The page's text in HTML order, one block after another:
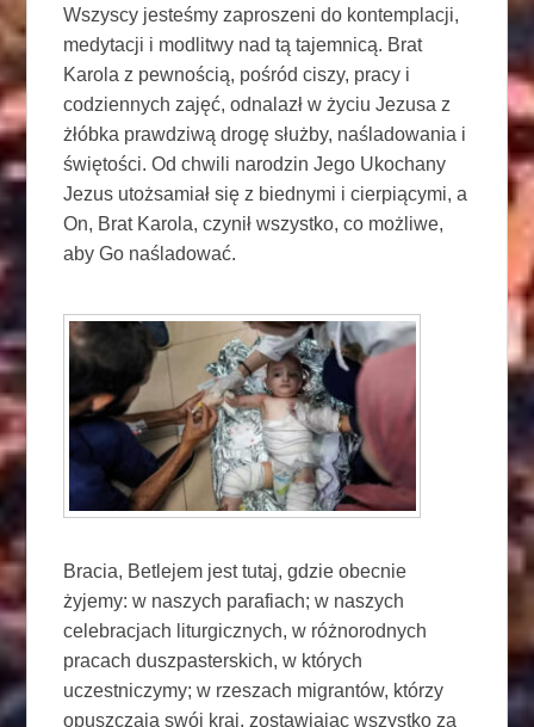
Wszyscy jesteśmy zaproszeni do kontemplacji,
medytacji i modlitwy nad tą tajemnicą. Brat
Karola z pewnością, pośród ciszy, pracy i
codziennych zajęć, odnalazł w życiu Jezusa z
żłóbka prawdziwą drogę służby, naśladowania i
świętości. Od chwili narodzin Jego Ukochany
Jezus utożsamiał się z biednymi i cierpiącymi, a
On, Brat Karola, czynił wszystko, co możliwe,
aby Go naśladować.
Bracia, Betlejem jest tutaj, gdzie obecnie
żyjemy: w naszych parafiach; w naszych
celebracjach liturgicznych, w różnorodnych
pracach duszpasterskich, w których
uczestniczymy; w rzeszach migrantów, którzy
opuszczają swój kraj, zostawiając wszystko za